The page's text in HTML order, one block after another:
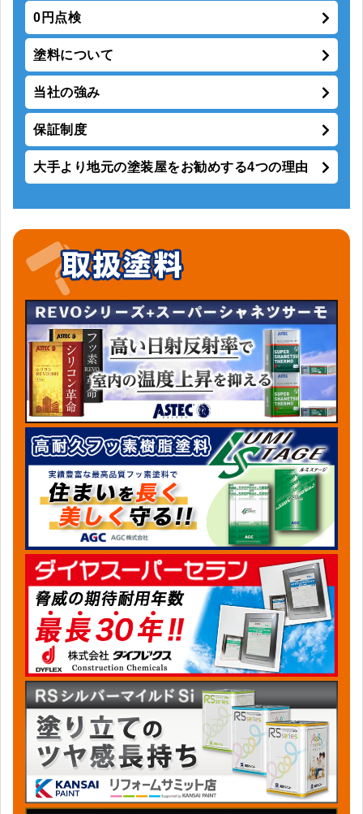
0円点検
塗料について
当社の強み
保証制度
大手より地元の塗装屋をお勧めする4つの理由